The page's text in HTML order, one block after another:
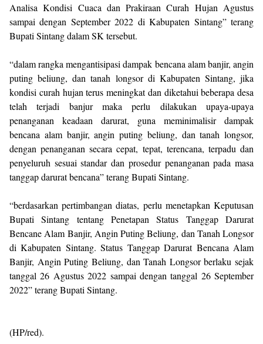
Analisa Kondisi Cuaca dan Prakiraan Curah Hujan Agustus
sampai dengan September 2022 di Kabupaten Sintang” terang
Bupati Sintang dalam SK tersebut.
“dalam rangka mengantisipasi dampak bencana alam banjir, angin
puting beliung, dan tanah longsor di Kabupaten Sintang, jika
kondisi curah hujan terus meningkat dan diketahui beberapa desa
telah terjadi banjur maka perlu dilakukan upaya-upaya
penanganan keadaan darurat, guna meminimalisir dampak
bencana alam banjir, angin puting beliung, dan tanah longsor,
dengan penanganan secara cepat, tepat, terencana, terpadu dan
penyeluruh sesuai standar dan prosedur penanganan pada masa
tanggap darurat bencana” terang Bupati Sintang.
“berdasarkan pertimbangan diatas, perlu menetapkan Keputusan
Bupati Sintang tentang Penetapan Status Tanggap Darurat
Bencane Alam Banjir, Angin Puting Beliung, dan Tanah Longsor
di Kabupaten Sintang. Status Tanggap Darurat Bencana Alam
Banjir, Angin Puting Beliung, dan Tanah Longsor berlaku sejak
tanggal 26 Agustus 2022 sampai dengan tanggal 26 September
2022” terang Bupati Sintang.
(HP/red).